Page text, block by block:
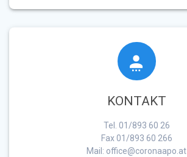
KONTAKT
Tel. 01/893 60 26
Fax 01/893 60 266
Mail: office@coronaapo.at